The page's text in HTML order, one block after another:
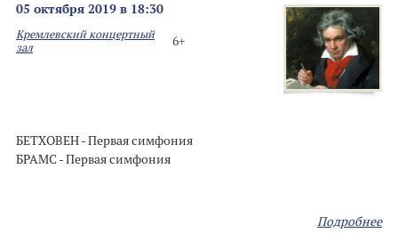
05 октября 2019 в 18:30
6+
Кремлевский концертный
зал
БЕТХОВЕН - Первая симфония
БРАМС - Первая симфония
Подробнее